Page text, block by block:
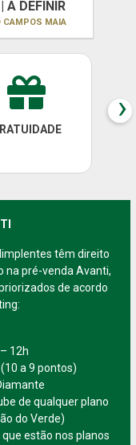
A DEFINIR
CAMPOS MAIA
›
têm direito
na pré-venda Avanti,
de acordo
12h
a 9 pontos)
de qualquer plano
do Verde)
estão nos planos